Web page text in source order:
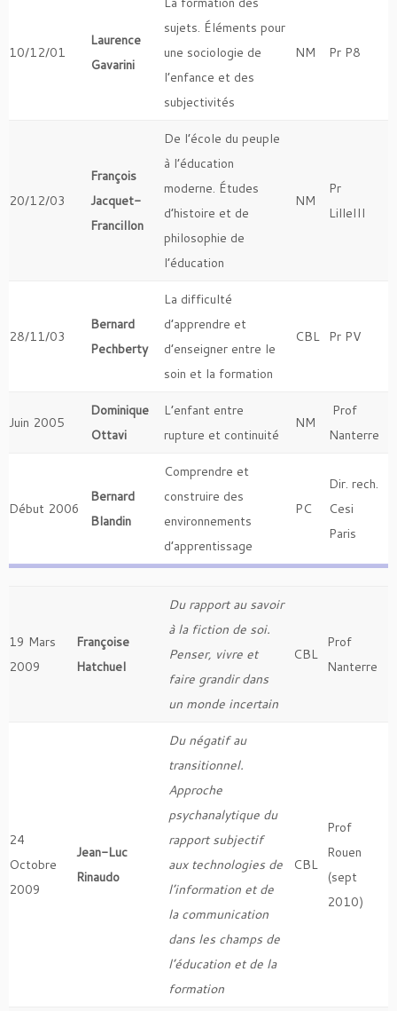
10/12/01
Laurence
Gavarini
sujets. Éléments pour
une sociologie de
l’enfance et des
subjectivités
NM Pr P8
20/12/03
François
Jacquet-
Francillon
De l’école du peuple
à l’éducation
moderne. Études
d’histoire et de
philosophie de
l’éducation
NM
Pr
LilleIII
28/11/03
Bernard
Pechberty
La difficulté
d’apprendre et
d’enseigner entre le
soin et la formation
CBL Pr PV
Juin 2005
Dominique
Ottavi
L’enfant entre
rupture et continuité
NM
Prof
Nanterre
Début 2006
Bernard
Blandin
Comprendre et
construire des
environnements
d’apprentissage
PC
Dir. rech.
Cesi
Paris
19 Mars
2009
Françoise
Hatchuel
Du rapport au savoir
à la fiction de soi.
Penser, vivre et
faire grandir dans
un monde incertain
CBL
Prof
Nanterre
24
Octobre
2009
Jean-Luc
Rinaudo
Du négatif au
transitionnel.
Approche
psychanalytique du
rapport subjectif
aux technologies de
l’information et de
la communication
dans les champs de
l’éducation et de la
formation
CBL
Prof
Rouen
(sept
2010)